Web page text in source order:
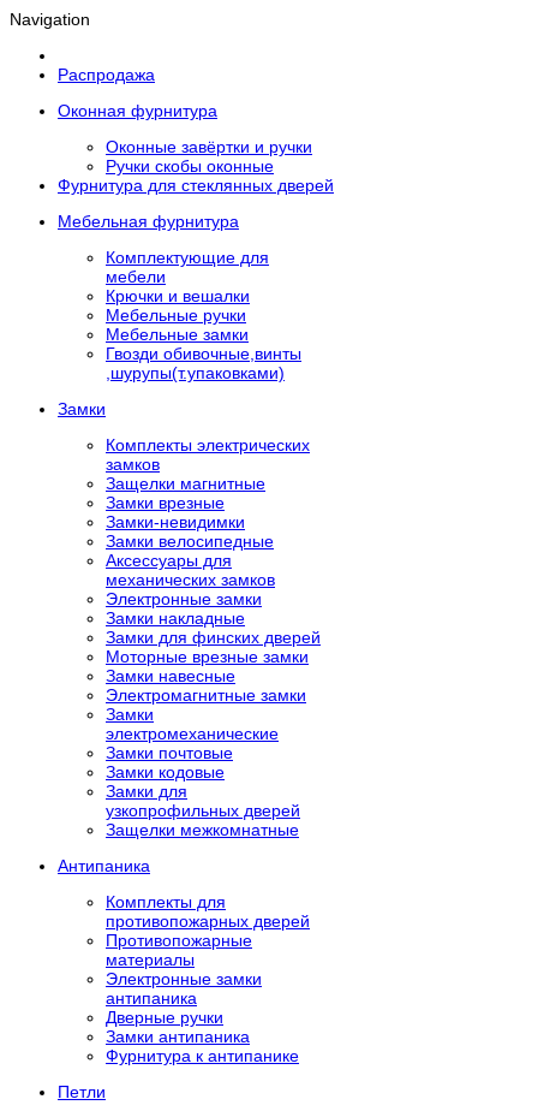
Navigation
Распродажа
Оконная фурнитура
Оконные завёртки и ручки
Ручки скобы оконные
Фурнитура для стеклянных дверей
Мебельная фурнитура
Комплектующие для
мебели
Крючки и вешалки
Мебельные ручки
Мебельные замки
Гвозди обивочные,винты
,шурупы(т.упаковками)
Замки
Комплекты электрических
замков
Защелки магнитные
Замки врезные
Замки-невидимки
Замки велосипедные
Аксессуары для
механических замков
Электронные замки
Замки накладные
Замки для финских дверей
Моторные врезные замки
Замки навесные
Электромагнитные замки
Замки
электромеханические
Замки почтовые
Замки кодовые
Замки для
узкопрофильных дверей
Защелки межкомнатные
Антипаника
Комплекты для
противопожарных дверей
Противопожарные
материалы
Электронные замки
антипаника
Дверные ручки
Замки антипаника
Фурнитура к антипанике
Петли